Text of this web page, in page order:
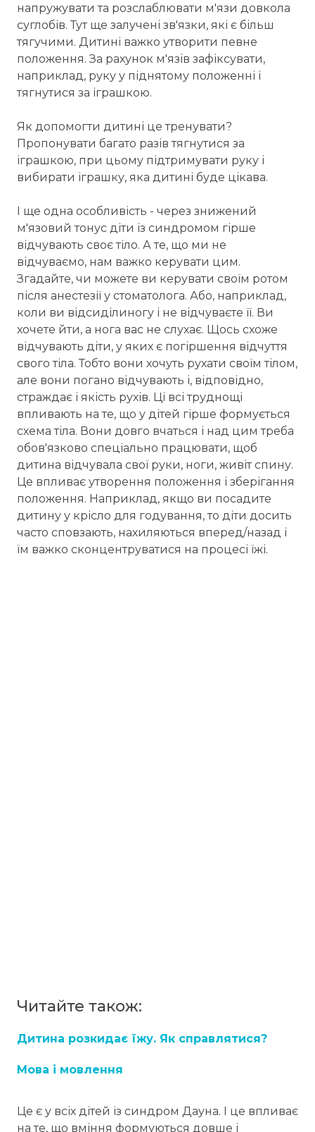
напружувати та розслаблювати м'язи довкола
суглобів. Тут ще залучені зв'язки, які є більш
тягучими. Дитині важко утворити певне
положення. За рахунок м'язів зафіксувати,
наприклад, руку у піднятому положенні і
тягнутися за іграшкою.
Як допомогти дитині це тренувати?
Пропонувати багато разів тягнутися за
іграшкою, при цьому підтримувати руку і
вибирати іграшку, яка дитині буде цікава.
І ще одна особливість - через знижений
м'язовий тонус діти із синдромом гірше
відчувають своє тіло. А те, що ми не
відчуваємо, нам важко керувати цим.
Згадайте, чи можете ви керувати своїм ротом
після анестезії у стоматолога. Або, наприклад,
коли ви відсиділиногу і не відчуваєте її. Ви
хочете йти, а нога вас не слухає. Щось схоже
відчувають діти, у яких є погіршення відчуття
свого тіла. Тобто вони хочуть рухати своїм тілом,
але вони погано відчувають і, відповідно,
страждає і якість рухів. Ці всі труднощі
впливають на те, що у дітей гірше формується
схема тіла. Вони довго вчаться і над цим треба
обов'язково спеціально працювати, щоб
дитина відчувала свої руки, ноги, живіт спину.
Це впливає утворення положення і зберігання
положення. Наприклад, якщо ви посадите
дитину у крісло для годування, то діти досить
часто сповзають, нахиляються вперед/назад і
їм важко сконцентруватися на процесі їжі.
Читайте також:
Дитина розкидає їжу. Як справлятися?
Мова і мовлення
Це є у всіх дітей із синдром Дауна. І це впливає
на те, що вміння формуються довше і